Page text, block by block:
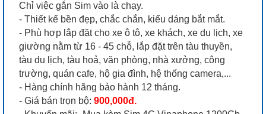
Chỉ việc gắn Sim vào là chạy.
- Thiết kế bền đẹp, chắc chắn, kiểu dáng bắt mắt.
- Phù hợp lắp đặt cho xe ô tô, xe khách, xe du lịch, xe
giường nằm từ 16 - 45 chỗ, lắp đặt trên tàu thuyền,
tàu du lịch, tàu hoả, văn phòng, nhà xưởng, công
trường, quán cafe, hộ gia đình, hệ thống camera,...
- Hàng chính hãng bảo hành 12 tháng.
- Giá bán trọn bộ: 900,000đ.